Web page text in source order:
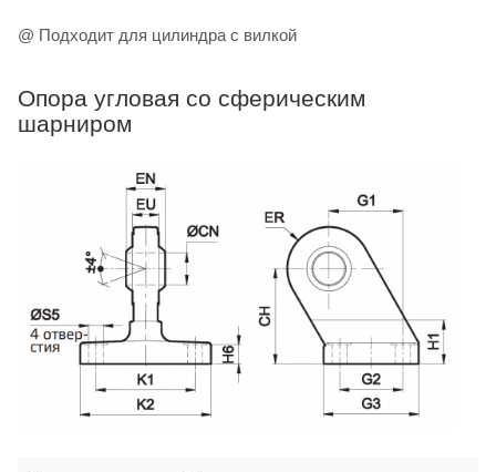
@ Подходит для цилиндра с вилкой
Опора угловая со сферическим
шарниром